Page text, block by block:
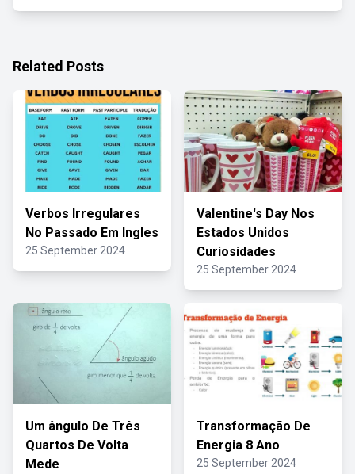
Related Posts
Verbos Irregulares
No Passado Em Ingles
25 September 2024
Valentine's Day Nos
Estados Unidos
Curiosidades
25 September 2024
Um ângulo De Três
Quartos De Volta
Mede
Transformação De
Energia 8 Ano
25 September 2024